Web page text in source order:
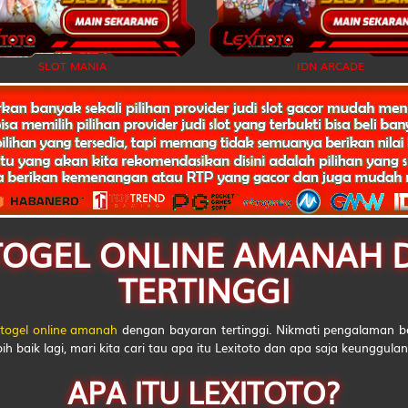
Raksasa - Tokek - Kali Brantas - Sirsak - Lemari Es - Prahasta
Hidung Belang - Burung Jalak - Bayi - Kodak - Meja - Arjuna
Udang ketam
Langit
Tanah
Obat
Air Gripe
Alat Tulis Cina
SLOT MANIA IDN ARCADE
ONLINE AMANAH
TERTINGGI
online amanah dengan bayaran tertinggi. Nikmati pengalaman
baik lagi, mari kita cari tau apa itu Lexitoto dan apa saja
APA ITU LEXITOTO?